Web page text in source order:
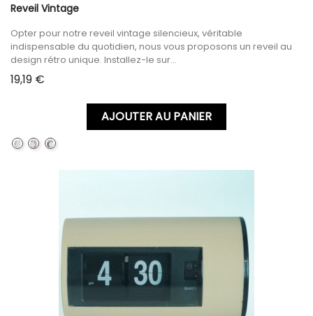
Reveil Vintage
Opter pour notre reveil vintage silencieux, véritable
indispensable du quotidien, nous vous proposons un reveil au
design rétro unique. Installez-le sur...
Prix
19,19 €
AJOUTER AU PANIER
SILVER
GOLDGREEN